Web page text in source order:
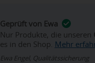
Geprüft von Ewa
Nur Produkte, die unseren
es in den Shop. Mehr
Ewa Engel, Qualitätssicherung